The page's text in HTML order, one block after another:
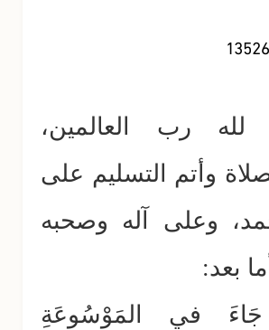
13526
لله رب العالمين،
وأتم التسليم على
وعلى آله وصحبه
بعد:
في المَوْسُوعَةِ